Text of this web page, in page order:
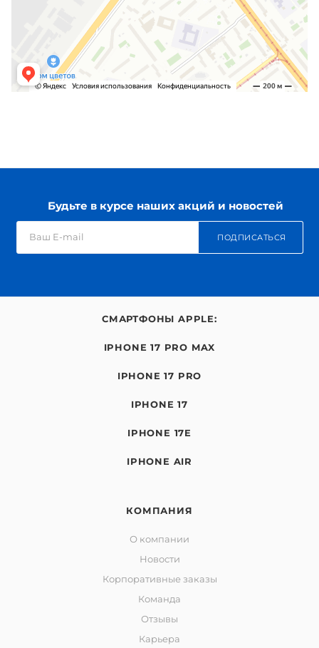
Будьте в курсе наших акций и новостей
ПОДПИСАТЬСЯ
СМАРТФОНЫ APPLE:
IPHONE 17 PRO MAX
IPHONE 17 PRO
IPHONE 17
IPHONE 17E
IPHONE AIR
КОМПАНИЯ
О компании
Новости
Корпоративные заказы
Команда
Отзывы
Карьера